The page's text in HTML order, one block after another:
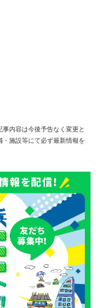
内容は今後予告なく変更と
施設等にて必ず最新情報を